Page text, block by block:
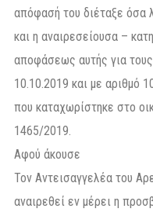
απόφασή του διέταξε όσα
και η αναιρεσείουσα –
αποφάσεως αυτής για
10.10.2019 και με αριθμό
που καταχωρίστηκε στο
1465/2019.
Αφού άκουσε
Τον Αντεισαγγελέα του
αναιρεθεί εν μέρει η